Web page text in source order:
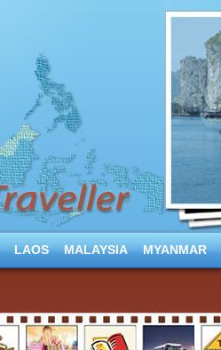
LAOS MALAYSIA MYANMAR